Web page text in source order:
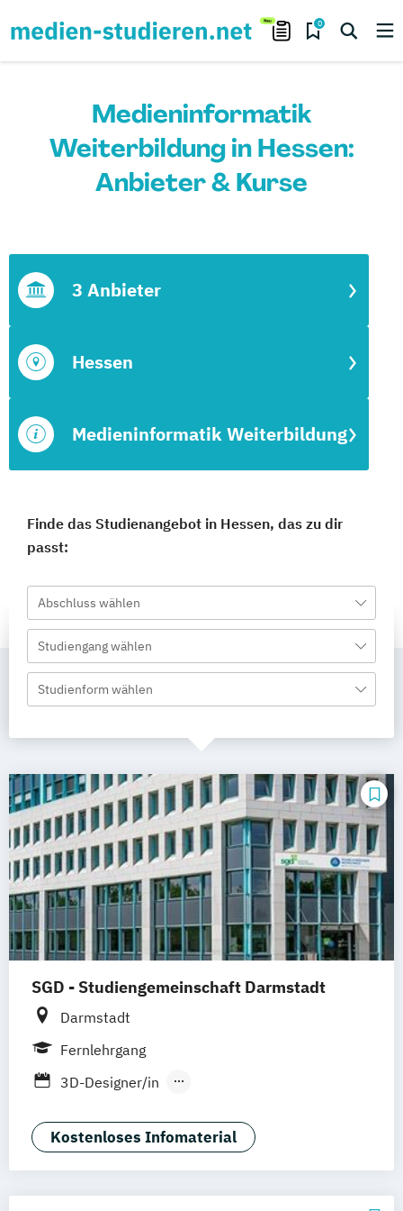
0
Medieninformatik
Weiterbildung in Hessen:
Anbieter & Kurse
Medieninformatik Weiterbildung
Hessen
3 Anbieter
Finde das Studienangebot in Hessen, das zu dir
passt:
Abschluss wählen
Studiengang wählen
Studienform wählen
SGD - Studiengemeinschaft Darmstadt
Darmstadt
Fernlehrgang
3D-Designer/in
Certified UX-Designer/in
Datenbankentwickler/in für Access
Kostenloses Infomaterial